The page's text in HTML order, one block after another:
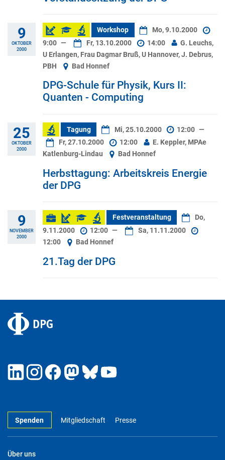
9
OKTOBER
2000
Workshop
Mo, 9.10.2000
9:00 — Fr, 13.10.2000 14:00
G. Leuchs,
U Erlangen, Frau Dagmar Bruß, U Hannover, J. Debrus,
PBH
Bad Honnef
DPG-Schule für Physik, Kurs II:
Quanten - Computing
25
OKTOBER
2000
Tagung Mi, 25.10.2000 12:00 —
Fr, 27.10.2000
12:00
E. Keppler, MPAe
Katlenburg-Lindau
Bad Honnef
Herbsttagung: Arbeitskreis Energie
der DPG
9
NOVEMBER
2000
Festveranstaltung
Do,
9.11.2000
12:00 —
Sa, 11.11.2000
12:00
Bad Honnef
21.Tag der DPG
Spenden Mitgliedschaft Presse
Über uns